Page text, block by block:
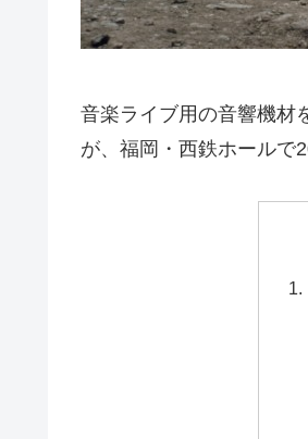
音楽ライブ用の音響機材
が、福岡・西鉄ホールで